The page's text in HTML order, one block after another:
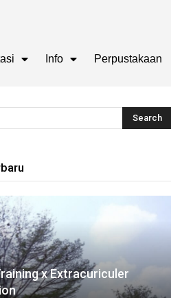
Info Perpustakaan
x Extracuriculer